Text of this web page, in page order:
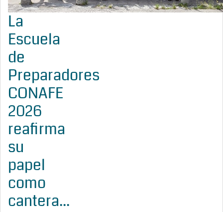
La
Escuela
de
Preparadores
CONAFE
2026
reafirma
su
papel
como
cantera...